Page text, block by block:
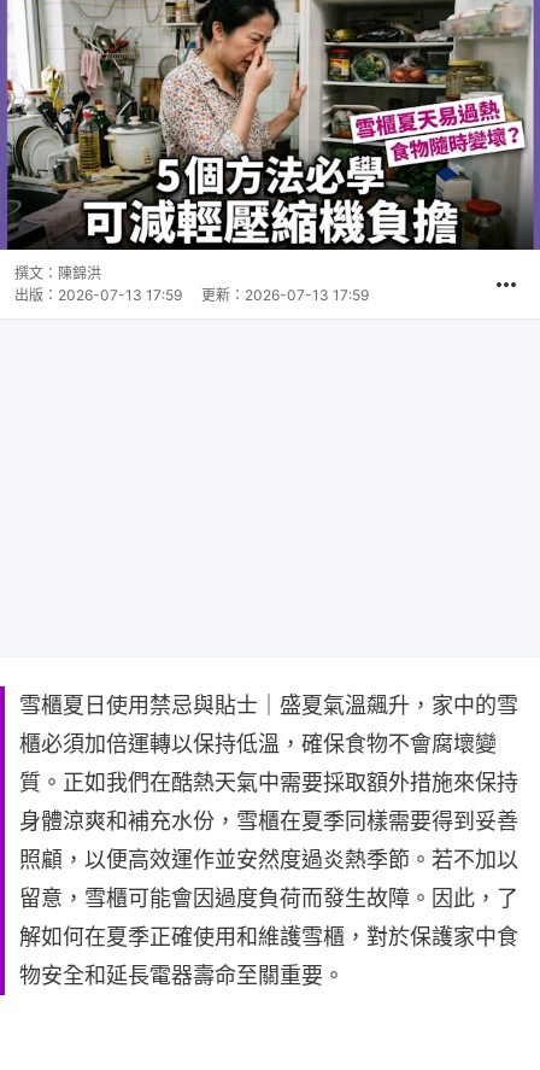
撰文： 陳錦洪
出版： 2026-07-13 17:59 更新： 2026-07-13 17:59
雪櫃夏日使用禁忌與貼士｜盛夏氣溫飆升，家中的雪
櫃必須加倍運轉以保持低溫，確保食物不會腐壞變
質。正如我們在酷熱天氣中需要採取額外措施來保持
身體涼爽和補充水份，雪櫃在夏季同樣需要得到妥善
照顧，以便高效運作並安然度過炎熱季節。若不加以
留意，雪櫃可能會因過度負荷而發生故障。因此，了
解如何在夏季正確使用和維護雪櫃，對於保護家中食
物安全和延長電器壽命至關重要。